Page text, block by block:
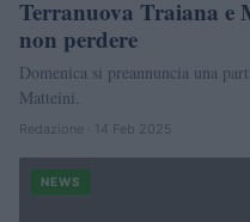
Terranuova Traiana e
non perdere
Domenica si preannuncia una
Matteini.
Redazione · 14 Feb 2025
NEWS